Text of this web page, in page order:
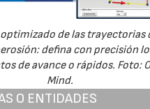
de las trayectorias
defina con precisión
de avance o rápidos. Foto:
Mind.
O ENTIDADES